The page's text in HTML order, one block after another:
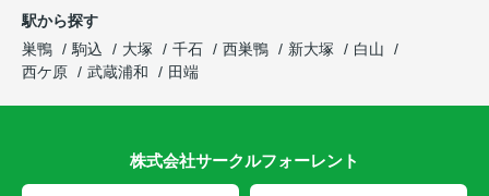
駅から探す
巣鴨
駒込 大塚 千石 西巣鴨 新大塚
白山
西ケ原
武蔵浦和 田端
株式会社サークルフォーレント